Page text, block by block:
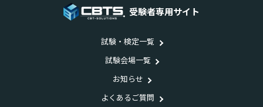
受験者専用サイト
試験・検定一覧
試験会場一覧
お知らせ
よくあるご質問